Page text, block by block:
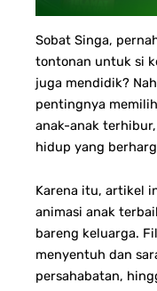
Sobat Singa,
tontonan untuk si
juga mendidik?
pentingnya
anak-anak
hidup yang
Karena itu, artikel
animasi anak
bareng keluarga.
menyentuh dan
persahabatan,